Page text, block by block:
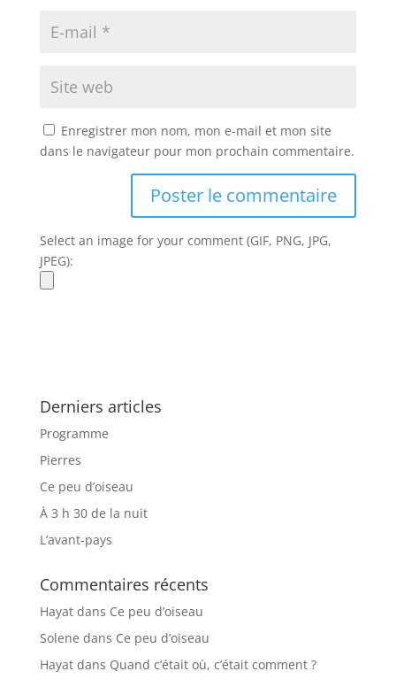
Enregistrer mon nom, mon e-mail et mon site
dans le navigateur pour mon prochain commentaire.
Select an image for your comment (GIF, PNG, JPG,
JPEG):
Derniers articles
Programme
Pierres
Ce peu d’oiseau
À 3 h 30 de la nuit
L’avant-pays
Commentaires récents
Hayatdans Ce peu d’oiseau
Solene dans Ce peu d’oiseau
Hayatdans Quand c’était où, c’était comment ?